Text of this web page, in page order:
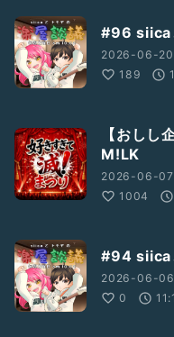
#96 siica
2026-06-
189
【おしし
M!LK
2026-06-07
1004
#94 siica
2026-06-
0